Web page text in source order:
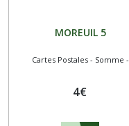
MOREUIL 5
Cartes Postales - Somme -
4€